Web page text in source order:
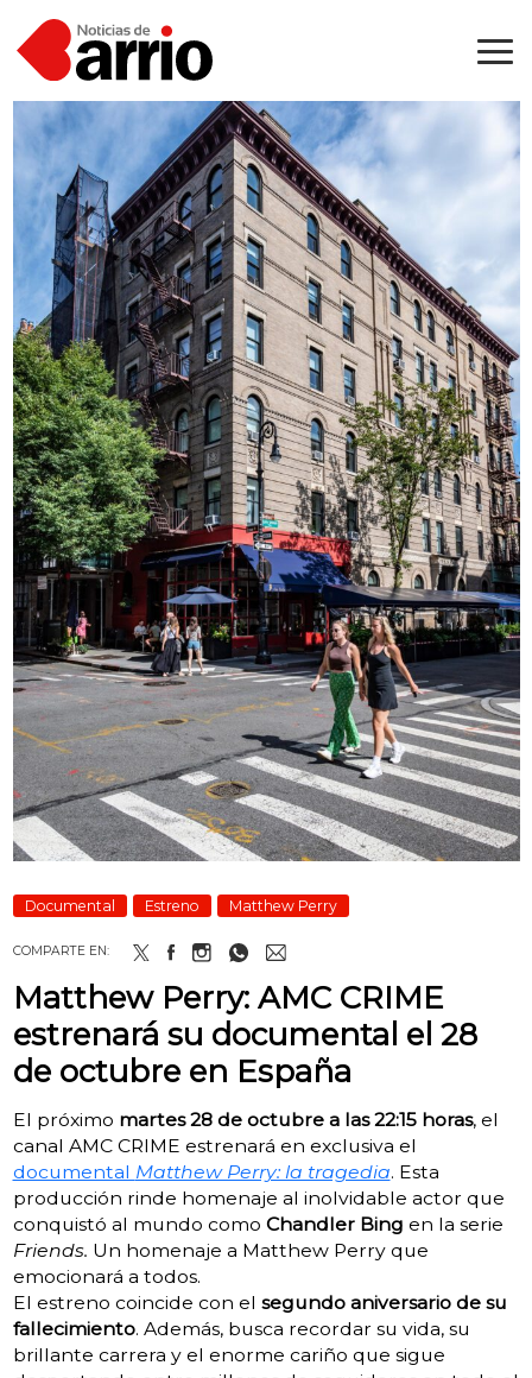
Documental Estreno Matthew Perry
COMPARTE EN:
Matthew Perry: AMC CRIME
estrenará su documental el 28
de octubre en España
El próximo martes 28 de octubre a las 22:15 horas, el
canal AMC CRIME estrenará en exclusiva el
documental Matthew Perry: la tragedia. Esta
producción rinde homenaje al inolvidable actor que
conquistó al mundo como Chandler Bing en la serie
Friends. Un homenaje a Matthew Perry que
emocionará a todos.
El estreno coincide con el segundo aniversario de su
fallecimiento. Además, busca recordar su vida, su
brillante carrera y el enorme cariño que sigue